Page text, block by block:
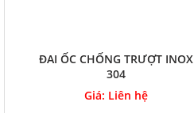
ĐAI ỐC CHỐNG TRƯỢT INOX
304
Giá: Liên hệ